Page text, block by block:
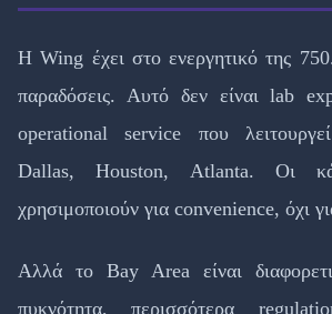
Η Wing έχει στο ενεργητικό της
παραδόσεις. Αυτό δεν είναι lab
operational service που
Dallas, Houston, Atlanta. Οι
χρησιμοποιούν για convenience, όχι
Αλλά το Bay Area είναι
πυκνότητα, περισσότερα